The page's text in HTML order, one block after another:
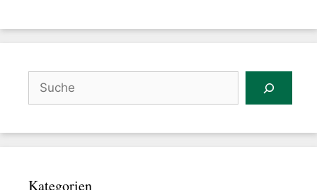
Suchen
Kategorien